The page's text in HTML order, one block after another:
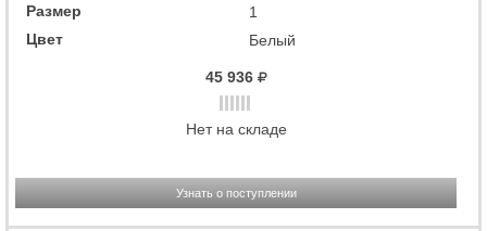
Размер
1
Цвет
Белый
45 936
Нет на складе
Узнать о поступлении